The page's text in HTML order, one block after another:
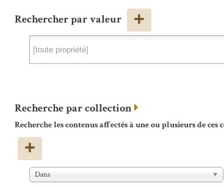
Rechercher par valeur
Recherche par collection
Recherche les contenus affectés à une ou plusieurs de ces
Dans